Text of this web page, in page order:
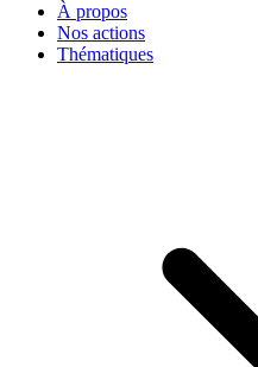
À propos
Nos actions
Thématiques